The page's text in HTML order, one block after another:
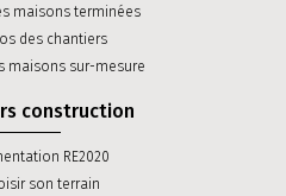
maisons terminées
des chantiers
maisons sur-mesure
construction
RE2020
son terrain